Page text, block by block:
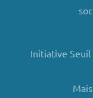
Initiative